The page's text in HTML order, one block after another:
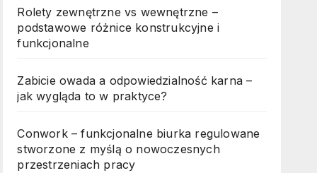
Rolety zewnętrzne vs wewnętrzne –
podstawowe różnice konstrukcyjne i
funkcjonalne
Zabicie owada a odpowiedzialność karna –
jak wygląda to w praktyce?
Conwork – funkcjonalne biurka regulowane
stworzone z myślą o nowoczesnych
przestrzeniach pracy